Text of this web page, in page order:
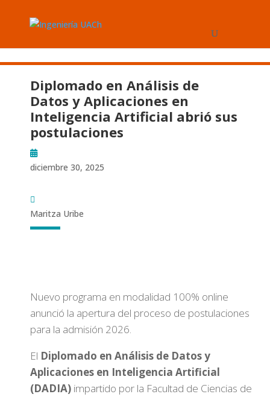
Diplomado en Análisis de
Datos y Aplicaciones en
Inteligencia Artificial abrió sus
postulaciones
diciembre 30, 2025
Maritza Uribe
Nuevo programa en modalidad 100% online
anunció la apertura del proceso de postulaciones
para la admisión 2026.
El Diplomado en Análisis de Datos y
Aplicaciones en Inteligencia Artificial
(DADIA) impartido por la Facultad de Ciencias de